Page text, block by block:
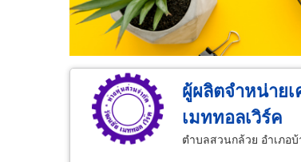
ผู้ผลิตจำหน่าย
เมททอลเวิร์ค
ตำบลสวนกล้วย อำเภอ